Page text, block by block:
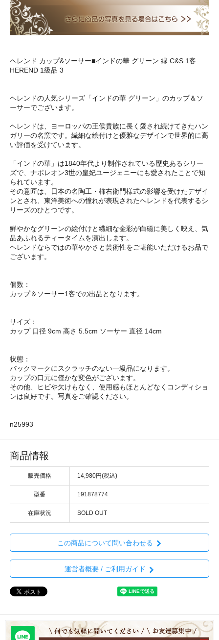
ヘレンド カップ&ソーサー■インドの華 グリーン 緑 C&S 1客
HEREND 1級品 3
ヘレンドの人気シリーズ「インドの華 グリーン」のカップ＆ソ
ーサーでございます。
ヘレンドは、ヨーロッパの王侯貴族に長く愛され続けてきたハン
ガリーの名窯です。繊細な絵付けと優雅なデザインで世界的に高
い評価を受けています。
「インドの華」は1840年代より制作されている歴史あるシリー
ズで、ナポレオン3世の皇妃ユージェニーにも愛されたことで知
られています。
その意匠は、日本の名陶工・柿右衛門様式の影響を受けたデザイ
ンとされ、東洋美術への憧れが表現されたヘレンドを代表するシ
リーズのひとつです。
鮮やかなグリーンの絵付けと繊細な金彩が白磁に美しく映え、気
品あふれるティータイムを演出します。
ヘレンドならではの華やかさと芸術性をご堪能いただけるお品で
ございます。
個数：
カップ＆ソーサー1客での出品となります。
サイズ：
カップ 口径 9cm 高さ 5.5cm ソーサー 直径 14cm
状態：
バックマークにスクラッチのない一級品になります。
カップの口元に僅かな変色がございます。
その他、ヒビや欠けもなく、使用感もほとんどなくコンディショ
ンは良好です。写真をご確認ください。
n25993
商品情報
販売価格 14,980円(税込)
型番 191878774
在庫状況 SOLD OUT
この商品について問い合わせる
運営者概要 / ご利用ガイド